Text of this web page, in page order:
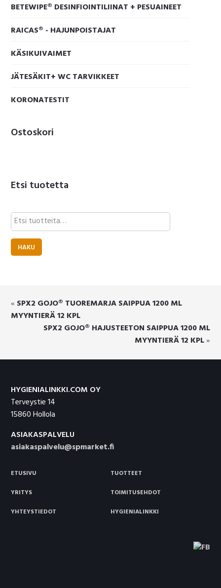
BETEWIPE® DESINFIOINTILIINAT + PESUAINEET
RAICAS® - HAJUNPOISTAJAT
KÄSIKUIVAIMET
JÄTESÄKIT+ WC TARVIKKEET
KORONATESTIT
Ostoskori
Etsi tuotetta
Etsi:
HAKU
« SPX2 GOJO® TUOREMARJA SAIPPUA 1200 ML
MYYNTIERÄ 12 KPL
SPX2 GOJO® HAJUSTEETON SAIPPUA 1200 ML
MYYNTIERÄ 12 KPL»
HYGIENIALINKKI.COM OY
Terveystie 14
15860 Hollola
ASIAKASPALVELU
asiakaspalvelu@spmarket.fi
ETUSIVU
TUOTTEET
YRITYS
TOIMITUSEHDOT
YHTEYSTIEDOT
HYGIENIALINKKI